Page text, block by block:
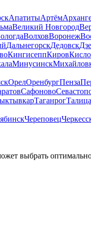
АпатитыАртём
Великий Новгород
ВолховВоронеж
ДальнегорскДедовск
КингисеппКиров
Минусинск
ОрелОренбургПенза
Сафоново
ТаганрогТалица
Череповец
выбрать